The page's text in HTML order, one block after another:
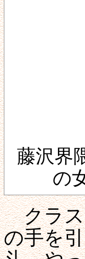
藤沢界
の
クラス
の手を